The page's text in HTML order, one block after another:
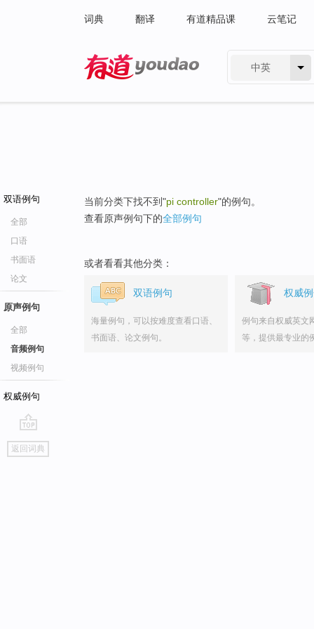
词典 翻译 有道精品课 云笔记
中英
双语例句
全部
口语
书面语
论文
原声例句
全部
音频例句
视频例句
权威例句
go
top
返回词典
当前分类下找不到"pi controller"的例句。
查看原声例句下的全部例句
或者看看其他分类：
双语例句
海量例句，可以按难度查看口语、
书面语、论文例句。
权威
例句来自权威英文
等，提供最专业的